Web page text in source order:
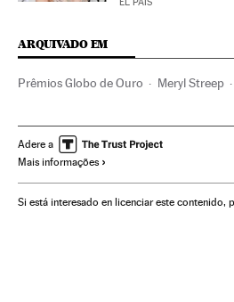
ARQUIVADO EM
Prêmios Globo de Ouro Meryl Streep
Estados Unidos Imigração
Indústria Cinematográfica
Demografia Cultura América
Adere a
Mais informações
Si está interesado en licenciar este contenido,